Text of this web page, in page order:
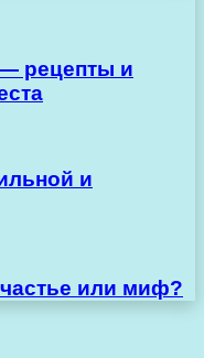
рецепты и
и
или миф?